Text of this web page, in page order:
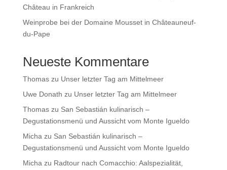
Château in Frankreich
Weinprobe bei der Domaine Mousset in Châteauneuf-
du-Pape
Neueste Kommentare
Thomaszu Unser letzter Tag am Mittelmeer
Uwe Donath zu Unser letzter Tag am Mittelmeer
Thomaszu San Sebastián kulinarisch –
Degustationsmenü und Aussicht vom Monte Igueldo
Micha zu San Sebastián kulinarisch –
Degustationsmenü und Aussicht vom Monte Igueldo
Micha zu Radtour nach Comacchio: Aalspezialität,